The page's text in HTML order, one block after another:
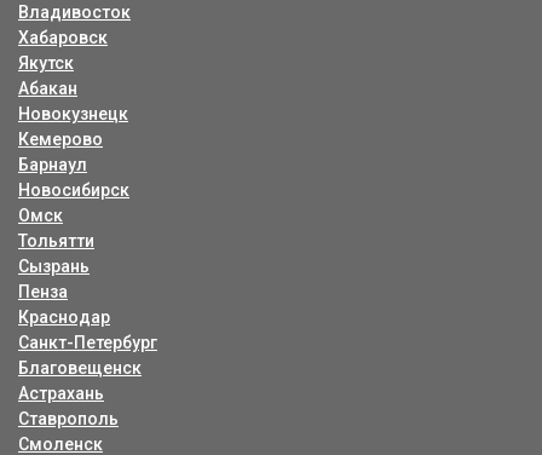
Владивосток
Хабаровск
Якутск
Абакан
Новокузнецк
Кемерово
Барнаул
Новосибирск
Омск
Тольятти
Сызрань
Пенза
Краснодар
Санкт-Петербург
Благовещенск
Астрахань
Ставрополь
Смоленск